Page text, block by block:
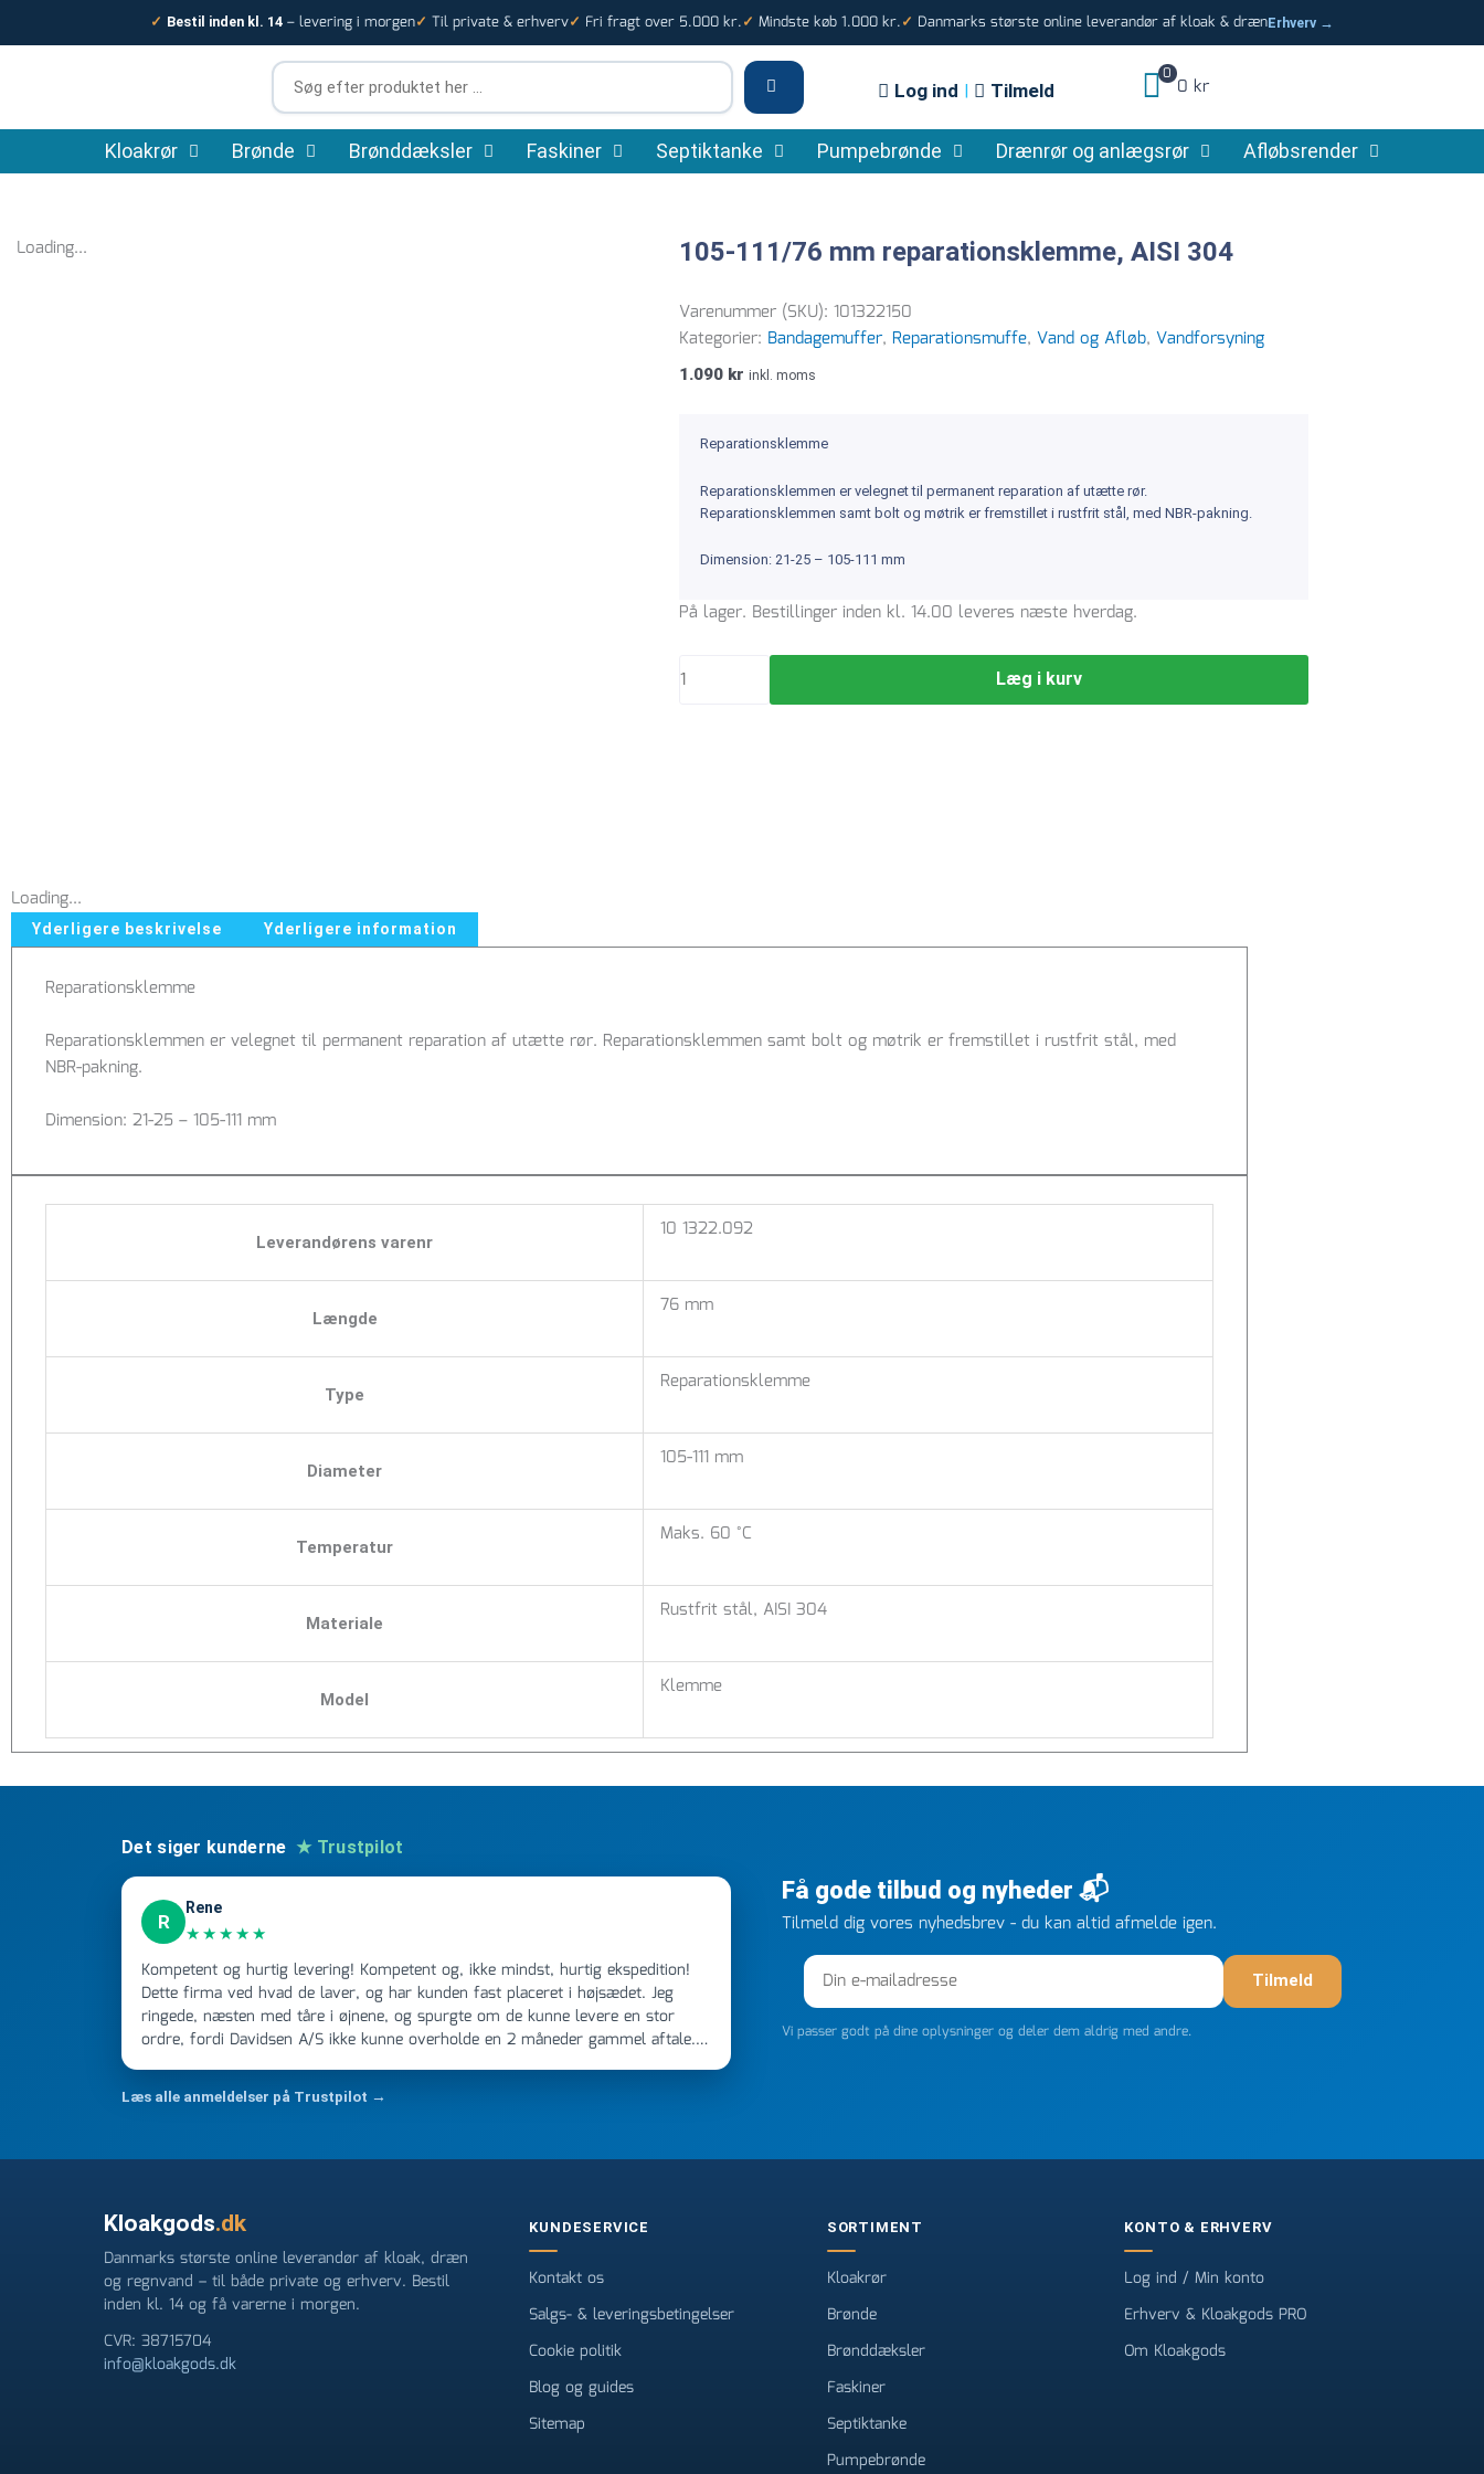
til
✓ Bestil inden kl. 14 – levering i morgen✓ Til private & erhverv✓ Fri fragt over 5.000 kr. ✓ Mindste køb 1.000 kr. ✓ Danmarks største online leverandør af kloak & drænErhverv →
Søg
efter
produktet
her
…
Log ind | Tilmeld
0
0 kr
Kloakrør Brønde Brønddæksler Faskiner Septiktanke Pumpebrønde Drænrør og anlægsrør Afløbsrender
Loading... 105-111/76 mm reparationsklemme, AISI 304
Varenummer (SKU): 101322150
Kategorier: Bandagemuffer, Reparationsmuffe, Vand og Afløb, Vandforsyning
1.090 kr inkl. moms
Reparationsklemme
Reparationsklemmen er velegnet til permanent reparation af utætte rør.
Reparationsklemmen samt bolt og møtrik er fremstillet i rustfrit stål, med NBR-pakning.
Dimension: 21-25 – 105-111 mm
På lager. Bestillinger inden kl. 14.00 leveres næste hverdag.
105-
reparationsklemme,
Læg i kurv
Loading...
Yderligere beskrivelse Yderligere information
Reparationsklemme
Reparationsklemmen er velegnet til permanent reparation af utætte rør. Reparationsklemmen samt bolt og møtrik er fremstillet i rustfrit stål, med
NBR-pakning.
Dimension: 21-25 – 105-111 mm
Leverandørens varenr 10 1322.092
Længde 76 mm
Type Reparationsklemme
Diameter 105-111 mm
Temperatur Maks. 60 °C
Materiale Rustfrit stål, AISI 304
Model Klemme
Det siger kunderne ★ Trustpilot
R
Rene
★★★★★
Kompetent og hurtig levering! Kompetent og, ikke mindst, hurtig ekspedition!
Dette firma ved hvad de laver, og har kunden fast placeret i højsædet. Jeg
ringede, næsten med tåre i øjnene, og spurgte om de kunne levere en stor
ordre, fordi Davidsen A/S ikke kunne overholde en 2 måneder gammel aftale.
ikke få armene ned, og næste gang jeg skal bruge noget, vil jeg ringe til dem
FØRST. De varmeste og venligste hilsner fra Rene
Læs alle anmeldelser på Trustpilot →
Få gode tilbud og nyheder 📬
Tilmeld dig vores nyhedsbrev - du kan altid afmelde igen.
Tilmeld
Vi passer godt på dine oplysninger og deler dem aldrig med andre.
Kloakgods.dk
Danmarks største online leverandør af kloak, dræn
og regnvand – til både private og erhverv. Bestil
inden kl. 14 og få varerne i morgen.
CVR: 38715704
info@kloakgods.dk
KUNDESERVICE
Kontakt os
Salgs- & leveringsbetingelser
Cookie politik
Blog og guides
Sitemap
SORTIMENT
Kloakrør
Brønde
Brønddæksler
Faskiner
Septiktanke
Pumpebrønde
KONTO & ERHVERV
Log ind / Min konto
Erhverv & Kloakgods PRO
Om Kloakgods